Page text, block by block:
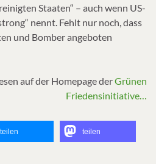
Staaten“ – auch wenn US-
nennt. Fehlt nur noch, dass
und Bomber angeboten
auf der Homepage derGrünen
Friedensinitiative…
teilen teilen